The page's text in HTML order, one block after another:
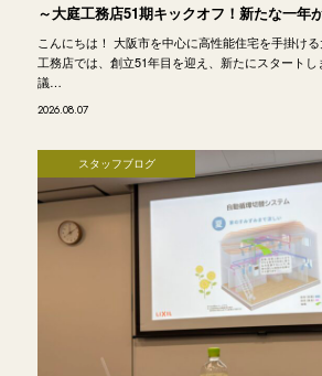
～大庭工務店51期キックオフ！新たな一年
こんにちは！ 大阪市を中心に高性能住宅を手掛け
工務店では、創立51年目を迎え、新たにスタート
議…
2026.08.07
スタッフブログ